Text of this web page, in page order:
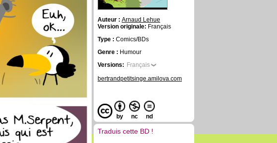
Auteur : Arnaud Lehue
Version originale: Français
Type : Comics/BDs
Genre : Humour
Versions: Français
bertrandpetitsinge.amilova.com
by nc nd
Traduis cette BD !